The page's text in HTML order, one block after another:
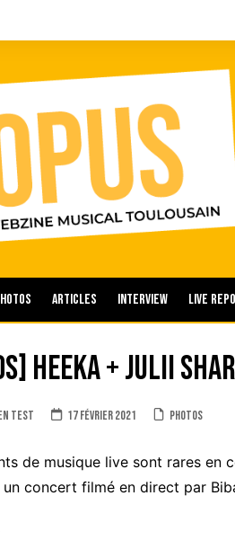
Articles Interview Live
Heeka + Julii
test 17 février 2021 Photos
de musique live sont rares en
un concert filmé en direct par